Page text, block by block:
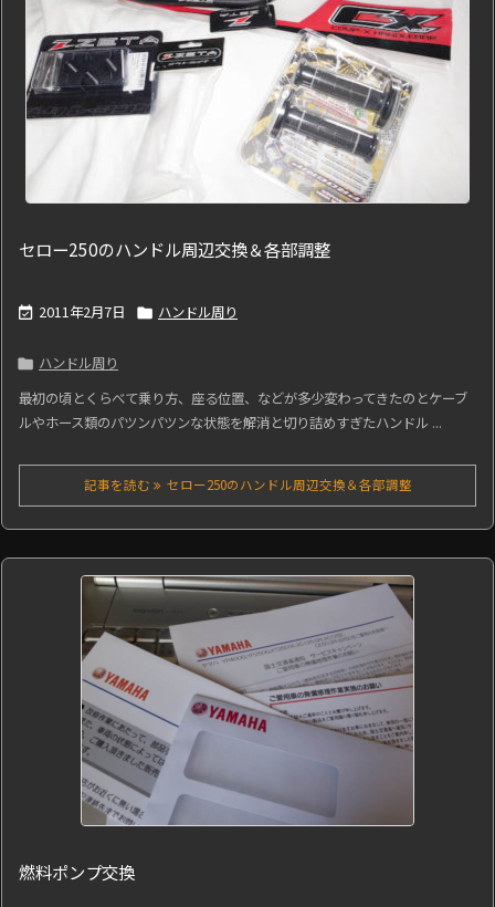
セロー250のハンドル周辺交換＆各部調整
 2011年2月7日  ハンドル周り
 ハンドル周り
最初の頃とくらべて乗り方、座る位置、などが多少変わってきたのとケーブ
ルやホース類のパツンパツンな状態を解消と切り詰めすぎたハンドル ...
記事を読む セロー250のハンドル周辺交換＆各部調整
燃料ポンプ交換